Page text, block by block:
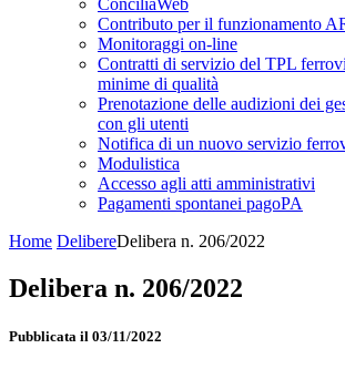
ConciliaWeb
Contributo per il funzionamento
Monitoraggi on-line
Contratti di servizio del TPL
minime di qualità
Prenotazione delle audizioni dei
con gli utenti
Notifica di un nuovo servizio
Modulistica
Accesso agli atti amministrativi
Pagamenti spontanei pagoPA
Home DelibereDelibera n. 206/2022
Delibera n. 206/2022
Pubblicata il 03/11/2022